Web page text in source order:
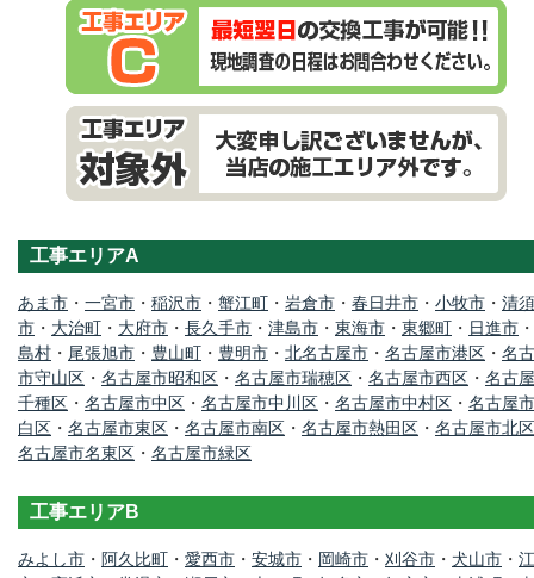
工事エリアA
あま市 ・ 一宮市 ・ 稲沢市 ・ 蟹江町 ・ 岩倉市 ・ 春日井市 ・ 小牧市 ・ 清須
市 ・ 大治町 ・ 大府市 ・ 長久手市 ・ 津島市 ・ 東海市 ・ 東郷町 ・ 日進市 ・
島村 ・ 尾張旭市 ・ 豊山町 ・ 豊明市 ・ 北名古屋市 ・ 名古屋市港区 ・ 名
市守山区 ・ 名古屋市昭和区 ・ 名古屋市瑞穂区 ・ 名古屋市西区 ・ 名古
千種区 ・ 名古屋市中区 ・ 名古屋市中川区 ・ 名古屋市中村区 ・ 名古屋
白区 ・ 名古屋市東区 ・ 名古屋市南区 ・ 名古屋市熱田区 ・ 名古屋市北区
名古屋市名東区 ・ 名古屋市緑区
工事エリアB
みよし市 ・ 阿久比町 ・ 愛西市 ・ 安城市 ・ 岡崎市 ・ 刈谷市 ・ 犬山市 ・